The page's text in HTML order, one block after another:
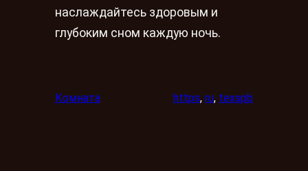
наслаждайтесь здоровым и
глубоким сном каждую ночь.
Комната https, ru, texspb